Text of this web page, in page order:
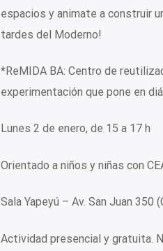
espacios y animate a construir
tardes del Moderno!
*ReMIDA BA: Centro de
experimentación que pone en
Lunes 2 de enero, de 15 a 17 h
Orientado a niños y niñas con
Sala Yapeyú – Av. San Juan 350
Actividad presencial y gratuita.